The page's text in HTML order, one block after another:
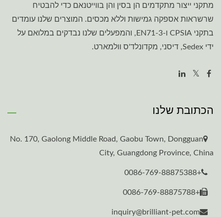
מתקני ייצור מתקדמים הן בסין והן בווייטנאם כדי להבטיח
שרשראות אספקה גמישות וללא מכסים. המוצרים שלנו עומדים
בתקני CPSIA ו-EN71-3, והמפעלים שלנו נבדקים במלואם על
ידי Sedex, דיסני, מקדונלד'ס וולמארט.
הכתובת שלנו
No. 170, Gaolong Middle Road, Gaobu Town, Dongguan
City, Guangdong Province, China
+0086-769-88875388
+0086-769-88875788
inquiry@brilliant-pet.com